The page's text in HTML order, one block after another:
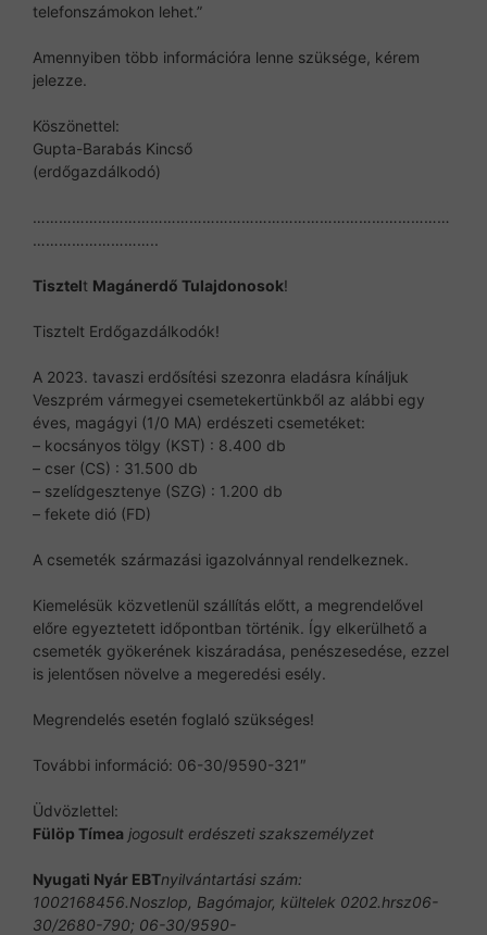
telefonszámokon lehet.”
Amennyiben több információra lenne szüksége, kérem
jelezze.
Köszönettel:
Gupta-Barabás Kincső
(erdőgazdálkodó)
……………………………………………………………………………………
………………………..
Tisztelt Magánerdő Tulajdonosok!
Tisztelt Erdőgazdálkodók!
A 2023. tavaszi erdősítési szezonra eladásra kínáljuk
Veszprém vármegyei csemetekertünkből az alábbi egy
éves, magágyi (1/0 MA) erdészeti csemetéket:
– kocsányos tölgy (KST) : 8.400 db
– cser (CS) : 31.500 db
– szelídgesztenye (SZG) : 1.200 db
– fekete dió (FD)
A csemeték származási igazolvánnyal rendelkeznek.
Kiemelésük közvetlenül szállítás előtt, a megrendelővel
előre egyeztetett időpontban történik. Így elkerülhető a
csemeték gyökerének kiszáradása, penészesedése, ezzel
is jelentősen növelve a megeredési esély.
Megrendelés esetén foglaló szükséges!
További információ: 06-30/9590-321″
Üdvözlettel:
Fülöp Tímea jogosult erdészeti szakszemélyzet
Nyugati Nyár EBTnyilvántartási szám:
1002168456.Noszlop, Bagómajor, kültelek 0202.hrsz06-
30/2680-790; 06-30/9590-